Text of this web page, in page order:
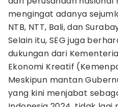
mengingat adanya
NTB, NTT, Bali, dan
Selain itu, SEG juga
dukungan dari
Ekonomi Kreatif
Meskipun mantan
yang kini menjabat